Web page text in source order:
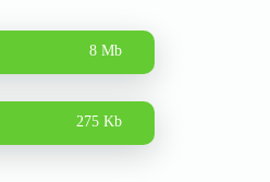
8 Mb
275 Kb